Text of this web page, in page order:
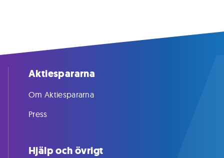
Aktiespararna
Om Aktiespararna
Press
Hjälp och övrigt